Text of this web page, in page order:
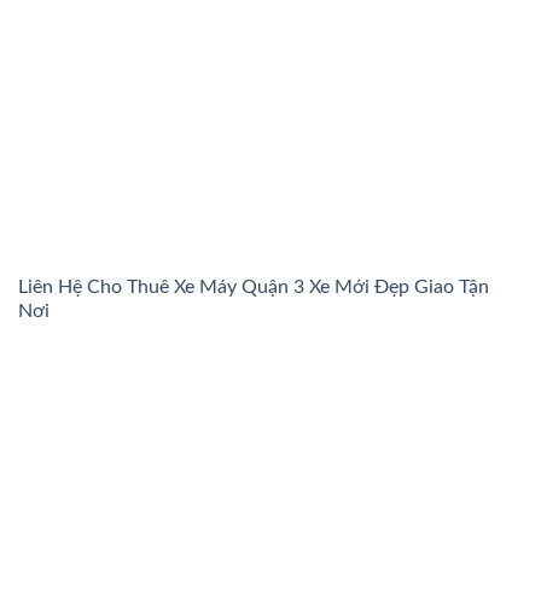
Liên Hệ Cho Thuê Xe Máy Quận 3 Xe Mới Đẹp Giao Tận
Nơi